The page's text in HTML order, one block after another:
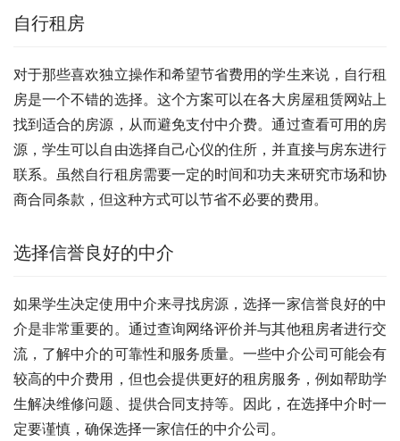
自行租房
对于那些喜欢独立操作和希望节省费用的学生来说，自行租
房是一个不错的选择。这个方案可以在各大房屋租赁网站上
找到适合的房源，从而避免支付中介费。通过查看可用的房
源，学生可以自由选择自己心仪的住所，并直接与房东进行
联系。虽然自行租房需要一定的时间和功夫来研究市场和协
商合同条款，但这种方式可以节省不必要的费用。
选择信誉良好的中介
如果学生决定使用中介来寻找房源，选择一家信誉良好的中
介是非常重要的。通过查询网络评价并与其他租房者进行交
流，了解中介的可靠性和服务质量。一些中介公司可能会有
较高的中介费用，但也会提供更好的租房服务，例如帮助学
生解决维修问题、提供合同支持等。因此，在选择中介时一
定要谨慎，确保选择一家信任的中介公司。